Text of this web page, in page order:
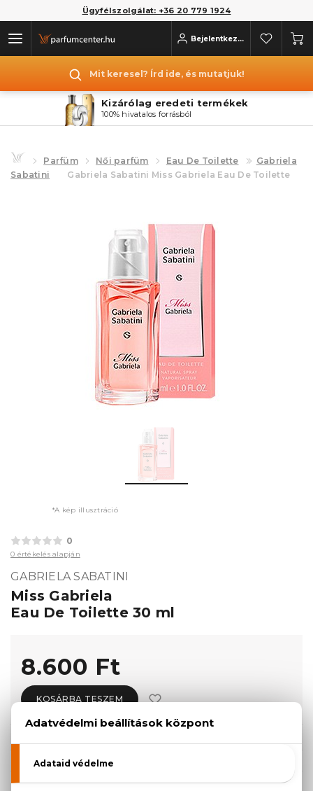
Ügyfélszolgálat: +36 20 779 1924
Bejelentkezés
Mit keresel? Írd ide, és mutatjuk!
Kizárólag eredeti termékek
100% hivatalos forrásból
Parfüm Női parfüm Eau De Toilette
Gabriela
Sabatini
Gabriela Sabatini Miss Gabriela Eau De Toilette
*A kép illusztráció
0
0 értékelés alapján
GABRIELA SABATINI
Miss Gabriela
Eau De Toilette 30 ml
8.600 Ft
KOSÁRBA TESZEM